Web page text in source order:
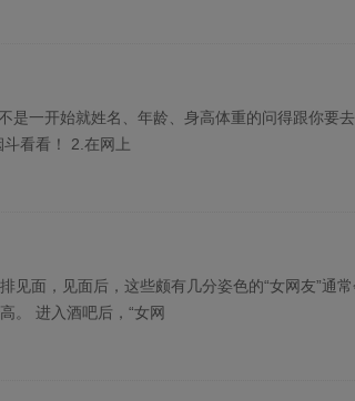
是一开始就姓名、年龄、身高体重的问得跟你要
看看！ 2.在网上
见面，见面后，这些颇有几分姿色的“女网友”通
。 进入酒吧后，“女网